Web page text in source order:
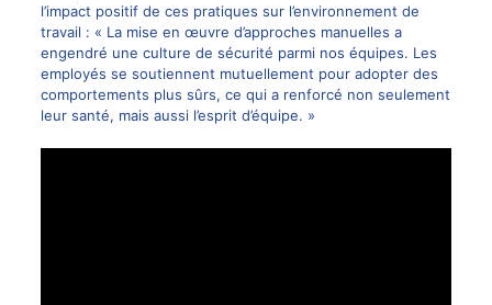
l’impact positif de ces pratiques sur l’environnement de
travail : « La mise en œuvre d’approches manuelles a
engendré une culture de sécurité parmi nos équipes. Les
employés se soutiennent mutuellement pour adopter des
comportements plus sûrs, ce qui a renforcé non seulement
leur santé, mais aussi l’esprit d’équipe. »